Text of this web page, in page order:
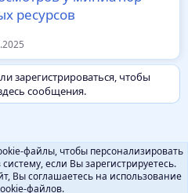
ресурсов
зарегистрироваться, чтобы
сообщения.
файлы, чтобы персонализировать
если Вы зарегистрируетесь.
Вы соглашаетесь на использование
файлов.